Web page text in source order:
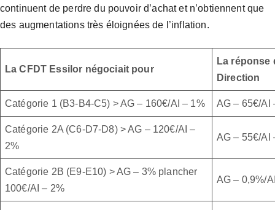
continuent de perdre du pouvoir d’achat et n’obtiennent que
des augmentations très éloignées de l’inflation.
La CFDT Essilor négociait pour
La réponse
Direction
Catégorie 1 (B3-B4-C5) > AG – 160€/AI – 1% AG – 65€/AI
Catégorie 2A (C6-D7-D8) > AG – 120€/AI –
2%
AG – 55€/AI
Catégorie 2B (E9-E10) > AG – 3% plancher
100€/AI – 2%
AG – 0,9%/